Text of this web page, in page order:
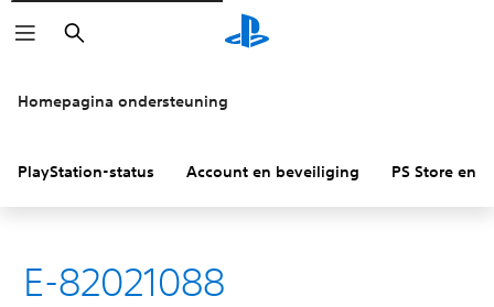
Zoeken
Homepagina ondersteuning
PlayStation-status Account en beveiliging PS Store en
E-82021088